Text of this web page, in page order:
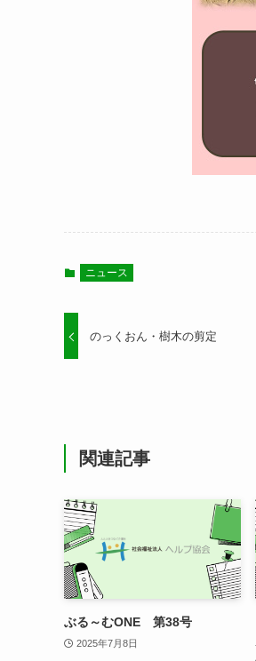
ニュース
のっくおん・樹木の剪定
関連記事
ぶる～むONE 第38号
2025年7月8日